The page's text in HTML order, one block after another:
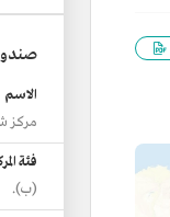
الاسم
مركز
فئة
(ب).